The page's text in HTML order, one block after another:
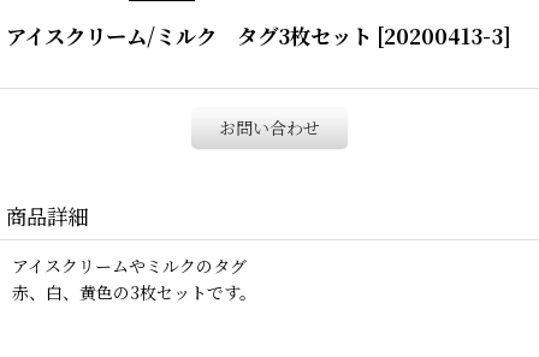
アイスクリーム/ミルク タグ3枚セット [20200413-3]
お問い合わせ
商品詳細
アイスクリームやミルクのタグ
赤、白、黄色の3枚セットです。